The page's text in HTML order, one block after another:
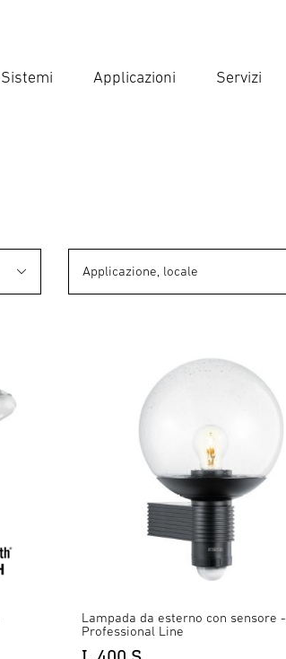
Sistemi Applicazioni Servizi
Applicazione, locale
Lampada da esterno con sensore -
Professional Line